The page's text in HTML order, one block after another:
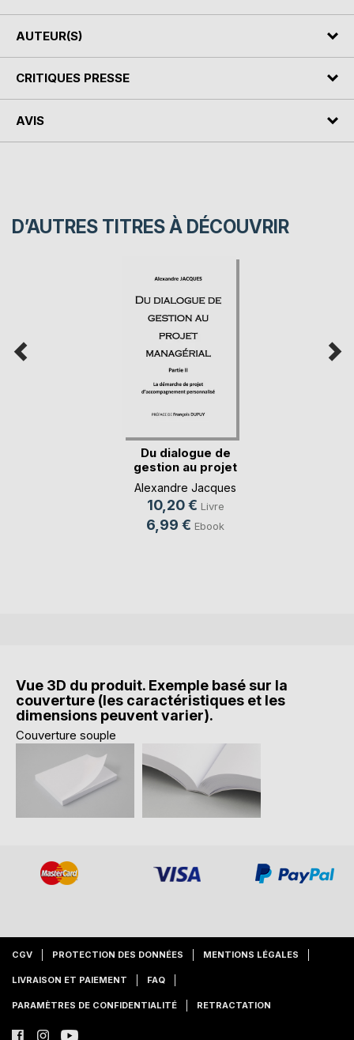
AUTEUR(S)
CRITIQUES PRESSE
AVIS
D’AUTRES TITRES À DÉCOUVRIR
Du dialogue de
gestion au projet
m(...)
Alexandre Jacques
10,20 € Livre
6,99 € Ebook
Vue 3D du produit. Exemple basé sur la
couverture (les caractéristiques et les
dimensions peuvent varier).
Couverture souple
CGV PROTECTION DES DONNÉES MENTIONS LÉGALES
LIVRAISON ET PAIEMENT FAQ
PARAMÈTRES DE CONFIDENTIALITÉ RETRACTATION